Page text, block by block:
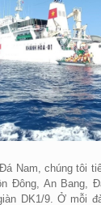
Nam, chúng tôi
Đông, An Bang,
DK1/9. Ở mỗi